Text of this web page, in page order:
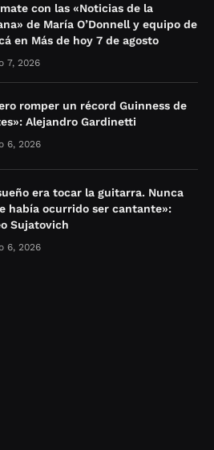
con las «Noticias de la
de María O’Donnell y equipo de
en Más de hoy 7 de agosto
7, 2026
romper un récord Guinness de
Alejandro Gardinetti
6, 2026
era tocar la guitarra. Nunca
había ocurrido ser cantante»:
Sujatovich
6, 2026